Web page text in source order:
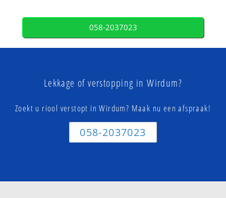
058-2037023
Lekkage of verstopping in Wirdum?
Zoekt u riool verstopt in Wirdum? Maak nu een afspraak!
058-2037023